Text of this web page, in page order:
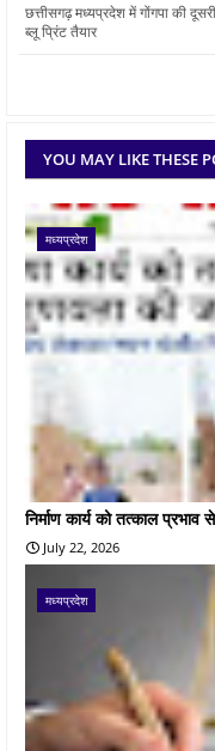
छत्तीसगढ़ मध्यप्रदेश में गोंगपा की
ब्लू प्रिंट तैयार
YOU MAY LIKE THESE
मध्यप्रदेश
निर्माण कार्य को तत्काल
July 22, 2026
मध्यप्रदेश